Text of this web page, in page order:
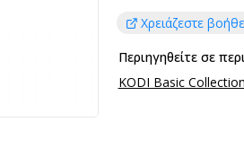
Χρειάζεστε
Περιηγηθείτε σε
KODI Basic Collection